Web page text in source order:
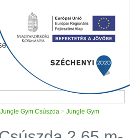
Jungle Gym Csúszda > Jungle Gym